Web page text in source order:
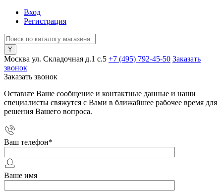
Вход
Регистрация
Москва ул. Складочная д.1 c.5 +7 (495) 792-45-50 Заказать
звонок
Заказать звонок
Оставьте Ваше сообщение и контактные данные и наши
специалисты свяжутся с Вами в ближайшее рабочее время для
решения Вашего вопроса.
Ваш телефон*
Ваше имя